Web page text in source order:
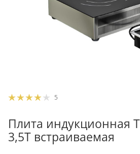
5
Плита индукционная
3,5T встраиваемая